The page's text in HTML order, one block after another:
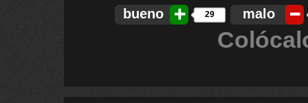
bueno 29 malo